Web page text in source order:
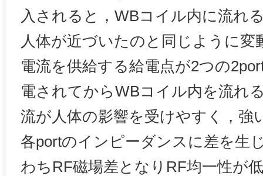
入されると，WBコイル内に流れ
人体が近づいたのと同じように変
電流を供給する給電点が2つの
電されてからWBコイル内を流れ
流が人体の影響を受けやすく，強
各portのインピーダンスに差を生
わちRF磁場差となりRF均一性が